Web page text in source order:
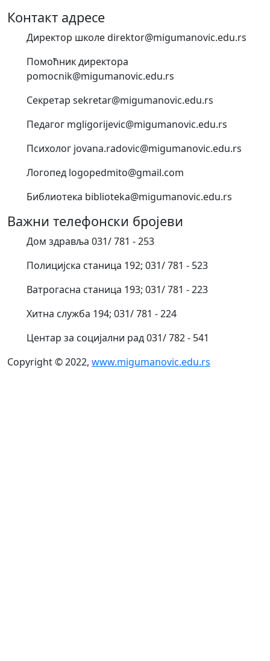
Контакт адресе
Директор школе direktor@migumanovic.edu.rs
Помоћник директора
pomocnik@migumanovic.edu.rs
Секретар sekretar@migumanovic.edu.rs
Педагог mgligorijevic@migumanovic.edu.rs
Психолог jovana.radovic@migumanovic.edu.rs
Логопед logopedmito@gmail.com
Библиотека biblioteka@migumanovic.edu.rs
Важни телефонски бројеви
Дом здравља 031/ 781 - 253
Полицијска станица 192; 031/ 781 - 523
Ватрогасна станица 193; 031/ 781 - 223
Хитна служба 194; 031/ 781 - 224
Центар за социјални рад 031/ 782 - 541
Copyright © 2022, www.migumanovic.edu.rs